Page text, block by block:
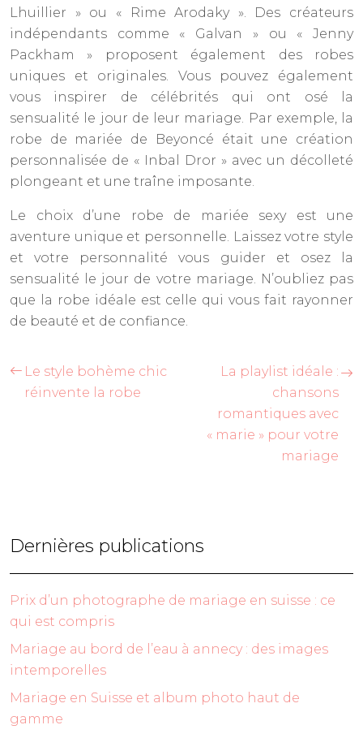
Lhuillier » ou « Rime Arodaky ». Des créateurs
indépendants comme « Galvan » ou « Jenny
Packham » proposent également des robes
uniques et originales. Vous pouvez également
vous inspirer de célébrités qui ont osé la
sensualité le jour de leur mariage. Par exemple, la
robe de mariée de Beyoncé était une création
personnalisée de « Inbal Dror » avec un décolleté
plongeant et une traîne imposante.
Le choix d’une robe de mariée sexy est une
aventure unique et personnelle. Laissez votre style
et votre personnalité vous guider et osez la
sensualité le jour de votre mariage. N’oubliez pas
que la robe idéale est celle qui vous fait rayonner
de beauté et de confiance.
Le style bohème chic
réinvente la robe
La playlist idéale :
chansons
romantiques avec
« marie » pour votre
mariage
Dernières publications
Prix d’un photographe de mariage en suisse : ce
qui est compris
Mariage au bord de l’eau à annecy : des images
intemporelles
Mariage en Suisse et album photo haut de
gamme